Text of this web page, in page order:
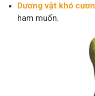
Dương vật khó
ham muốn.